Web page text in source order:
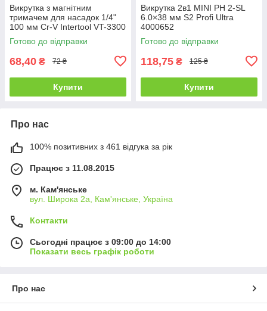
Викрутка з магнітним
тримачем для насадок 1/4"
100 мм Cr-V Intertool VT-3300
Готово до відправки
68,40 ₴ 72 ₴
Купити
Викрутка 2в1 MINI PH 2-SL
6.0×38 мм S2 Profi Ultra
4000652
Готово до відправки
118,75 ₴ 125 ₴
Купити
Про нас
100% позитивних з 461 відгука за рік
Працює з 11.08.2015
м. Кам'янське
вул. Широка 2а, Кам'янське, Україна
Контакти
Сьогодні працює з 09:00 до 14:00
Показати весь графік роботи
Про нас